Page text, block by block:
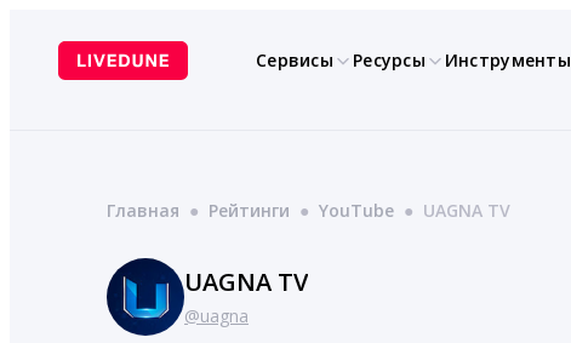
содержимому
Сервисы Ресурсы Инструменты
Главная ● Рейтинги ● YouTube ● UAGNA TV
UAGNA TV
@uagna